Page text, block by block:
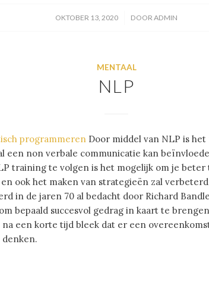
OKTOBER 13, 2020
/ DOORADMIN
MENTAAL
NLP
programmeren Door middel van NLP is
een non verbale communicatie kan
training te volgen is het mogelijk om je beter
ook het maken van strategieën zal
in de jaren 70 al bedacht door Richard
bepaald succesvol gedrag in kaart te
een korte tijd bleek dat er een
denken.